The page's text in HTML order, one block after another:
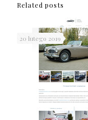
Related posts
20 lutego 2019